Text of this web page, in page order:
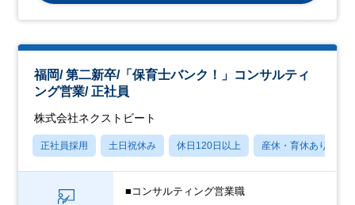
福岡/ 第二新卒/「保育士バンク！」コンサルティ
ング営業/ 正社員
株式会社ネクストビート
正社員採用 土日祝休み 休日120日以上 産休・育休あり
■コンサルティング営業職